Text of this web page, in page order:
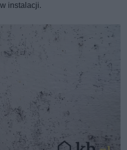
instalacji.